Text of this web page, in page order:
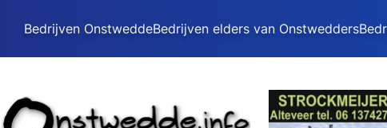
Bedrijven OnstweddeBedrijven elders van Onstwedders